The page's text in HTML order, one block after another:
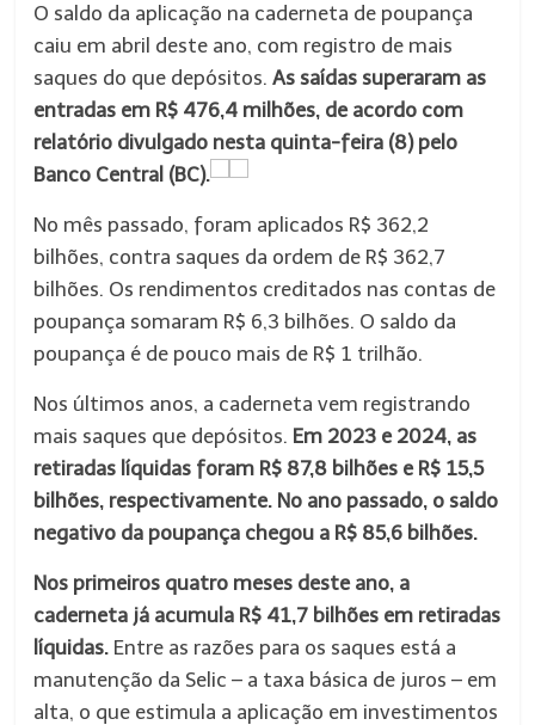
O saldo da aplicação na caderneta de poupança
caiu em abril deste ano, com registro de mais
saques do que depósitos.As saídas superaram as
entradas em R$ 476,4 milhões, de acordo com
relatório divulgado nesta quinta-feira (8) pelo
Banco Central (BC).
No mês passado, foram aplicados R$ 362,2
bilhões, contra saques da ordem de R$ 362,7
bilhões. Os rendimentos creditados nas contas de
poupança somaram R$ 6,3 bilhões. O saldo da
poupança é de pouco mais de R$ 1 trilhão.
Nos últimos anos, a caderneta vem registrando
mais saques que depósitos. Em 2023 e 2024, as
retiradas líquidas foram R$ 87,8 bilhões e R$ 15,5
bilhões, respectivamente. No ano passado, o saldo
negativo da poupança chegou a R$ 85,6 bilhões.
Nos primeiros quatro meses deste ano, a
caderneta já acumula R$ 41,7 bilhões em retiradas
líquidas. Entre as razões para os saques está a
manutenção da Selic – a taxa básica de juros – em
alta, o que estimula a aplicação em investimentos